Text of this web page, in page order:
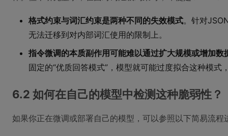
格式约束与词汇约束是两种不同的失效模式。针对
无法迁移到对内部词汇使用的限制上。
指令微调的本质副作用可能难以通过扩大规模或增加数
固定的“优质回答模式”，模型就可能过度拟合这种模式
6.2 如何在自己的模型中检测这种脆弱性？
如果你正在微调或部署自己的模型，可以参照以下简易流程